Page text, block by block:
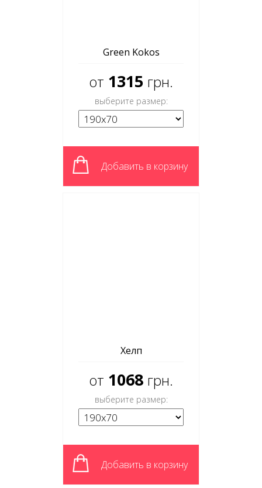
Green Kokos
от 1315 грн.
выберите размер:
Добавить в корзину
Хелп
от 1068 грн.
выберите размер:
Добавить в корзину